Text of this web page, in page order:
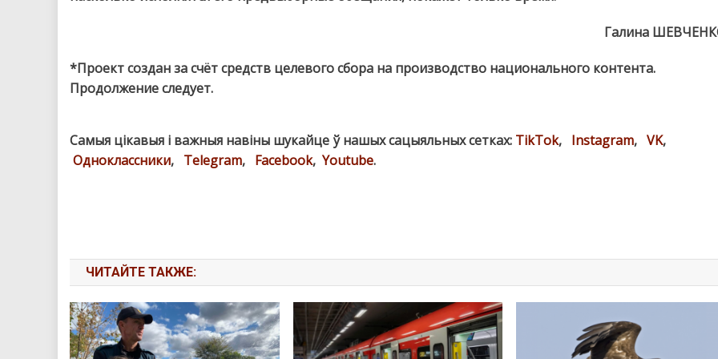
Галина
*Проект создан за счёт средств целевого сбора на производство национального контента.
Продолжение следует.
Самыя цікавыя і важныя навіны шукайце ў нашых сацыяльных сетках: TikTok, Instagram, VK,
Одноклассники, Telegram, Facebook, Youtube.
ЧИТАЙТЕ ТАКЖЕ: